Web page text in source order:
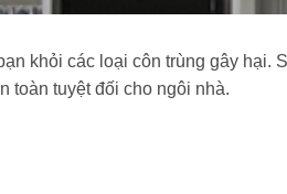
khỏi các loại côn trùng gây hại.
toàn tuyệt đối cho ngôi nhà.